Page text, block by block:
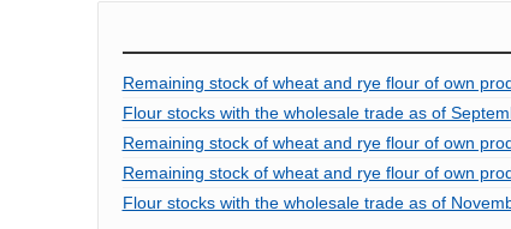
Remaining stock of wheat and rye flour of own
Flour stocks with the wholesale trade as of
Remaining stock of wheat and rye flour of own
Remaining stock of wheat and rye flour of own
Flour stocks with the wholesale trade as of